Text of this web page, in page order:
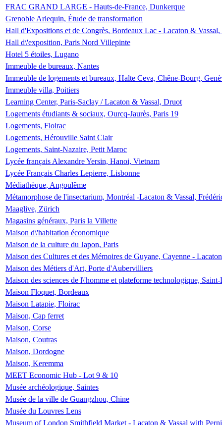
FRAC GRAND LARGE - Hauts-de-France, Dunkerque
Grenoble Arlequin, Étude de transformation
Hall d'Expositions et de Congrès, Bordeaux Lac - Lacaton &
Hall d\'exposition, Paris Nord Villepinte
Hotel 5 étoiles, Lugano
Immeuble de bureaux, Nantes
Immeuble de logements et bureaux, Halte Ceva, Chêne-Bourg,
Immeuble villa, Poitiers
Learning Center, Paris-Saclay / Lacaton & Vassal, Druot
Logements étudiants & sociaux, Ourcq-Jaurès, Paris 19
Logements, Floirac
Logements, Hérouville Saint Clair
Logements, Saint-Nazaire, Petit Maroc
Lycée français Alexandre Yersin, Hanoi, Vietnam
Lycée Français Charles Lepierre, Lisbonne
Médiathèque, Angoulême
Métamorphose de l'insectarium, Montréal -Lacaton & Vassal,
Maaglive, Zürich
Magasins généraux, Paris la Villette
Maison d\'habitation économique
Maison de la culture du Japon, Paris
Maison des Cultures et des Mémoires de Guyane, Cayenne -
Maison des Métiers d'Art, Porte d'Aubervilliers
Maison des sciences de l\'homme et plateforme technologique,
Maison Floquet, Bordeaux
Maison Latapie, Floirac
Maison, Cap ferret
Maison, Corse
Maison, Coutras
Maison, Dordogne
Maison, Keremma
MEET Economic Hub - Lot 9 & 10
Musée archéologique, Saintes
Musée de la ville de Guangzhou, Chine
Musée du Louvres Lens
Museum of London Smithfield Market - Lacaton & Vassal with